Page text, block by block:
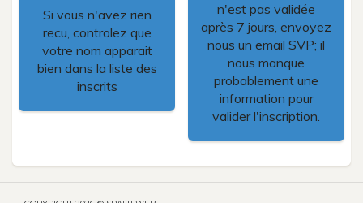
Si vous n'avez rien
recu, controlez que
votre nom apparait
bien dans la liste des
inscrits
n'est pas validée
après 7 jours, envoyez
nous un email SVP; il
nous manque
probablement une
information pour
valider l'inscription.